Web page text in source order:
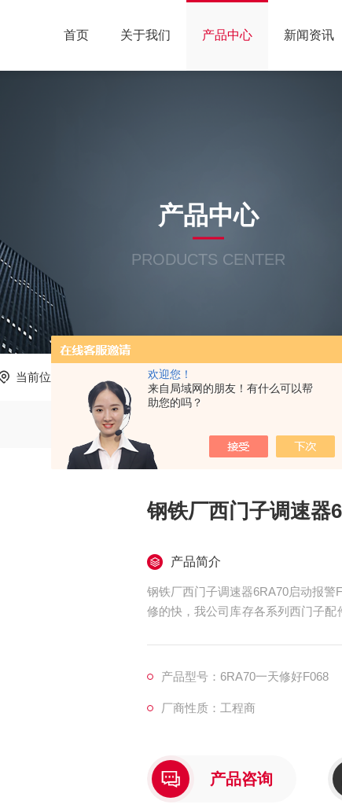
欢迎您！
来自局域网的朋友！有什么可以帮
助您的吗？
首页 关于我们 产品中心 新闻资讯
产品中心
PRODUCTS CENTER
当前位置： 产品中心
钢铁厂西门子调速器
产品简介
钢铁厂西门子调速器6RA70启动报
修的快，我公司库存各系列西门子
的价格、良好的信誉，已得到同行及
产品型号：6RA70一天修好F068
厂商性质：工程商
产品咨询